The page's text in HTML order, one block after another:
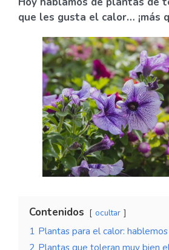
que les gusta el calor… ¡más
Contenidos ocultar
1 Plantas para el calor:
2 Plantas que toleran muy bien